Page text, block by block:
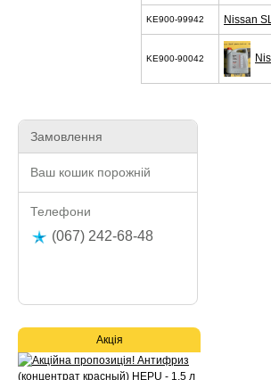
KE900-99942 Nissan
KE900-90042
Замовлення
Ваш кошик порожній
Телефони
(067) 242-68-48
Акція